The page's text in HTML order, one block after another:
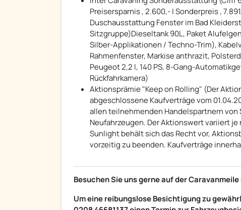
Preisersparnis , 2.600,- | Sonderpreis ,
Duschausstattung Fenster im Bad
Sitzgruppe)Dieseltank 90L, Paket
Silber-Applikationen / Techno-Trim),
Rahmenfenster, Markise anthrazit,
Peugeot 2,2 l, 140 PS, 8-Gang-
Rückfahrkamera)
Aktionsprämie "Keep on Rolling" (Der
abgeschlossene Kaufverträge vom
allen teilnehmenden Handelspartnern von
Neufahrzeugen. Der Aktionswert variiert
Sunlight behält sich das Recht vor,
vorzeitig zu beenden. Kaufverträge
Besuchen Sie uns gerne auf der
Um eine reibungslose Besichtigung zu